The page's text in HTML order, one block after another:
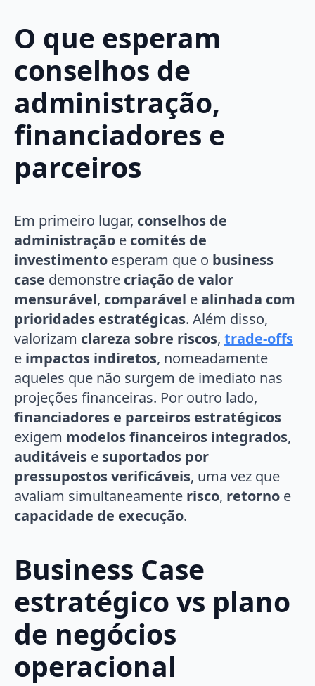
O que esperam
conselhos de
administração,
financiadores e
parceiros
Em primeiro lugar, conselhos de
administração e comités de
investimento esperam que o business
case demonstre criação de valor
mensurável, comparável ealinhada com
prioridades estratégicas. Além disso,
valorizam clareza sobre riscos, trade-offs
e impactos indiretos, nomeadamente
aqueles que não surgem de imediato nas
projeções financeiras. Por outro lado,
financiadores e parceiros estratégicos
exigem modelos financeiros integrados,
auditáveis e suportados por
pressupostos verificáveis, uma vez que
avaliam simultaneamente risco, retorno e
capacidade de execução.
Business Case
estratégico vs plano
de negócios
operacional